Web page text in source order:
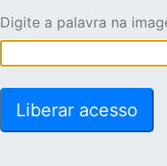
Digite a palavra na